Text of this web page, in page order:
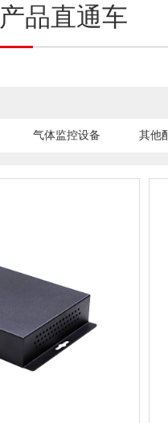
产品直通车
气体监控设备 其他